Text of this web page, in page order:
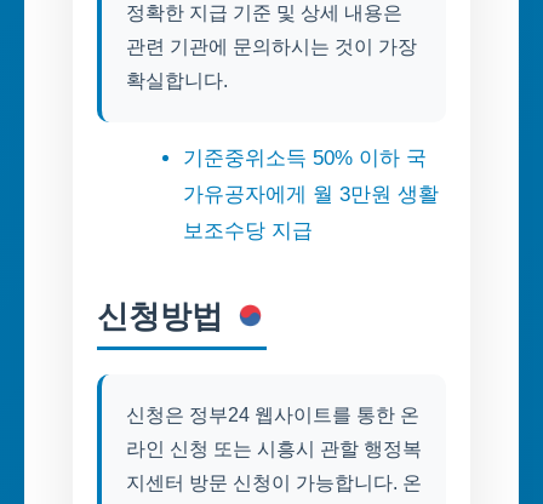
정확한 지급 기준 및 상세 내용은
관련 기관에 문의하시는 것이 가장
확실합니다.
기준중위소득 50% 이하 국
가유공자에게 월 3만원 생활
보조수당 지급
신청방법
신청은 정부24 웹사이트를 통한 온
라인 신청 또는 시흥시 관할 행정복
지센터 방문 신청이 가능합니다. 온